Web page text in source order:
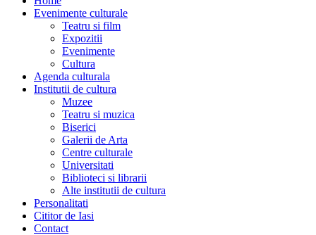
Evenimente culturale
Teatru si film
Expozitii
Evenimente
Cultura
Agenda culturala
Institutii de cultura
Muzee
Teatru si muzica
Biserici
Galerii de Arta
Centre culturale
Universitati
Biblioteci si librarii
Alte institutii de cultura
Personalitati
Cititor de Iasi
Contact